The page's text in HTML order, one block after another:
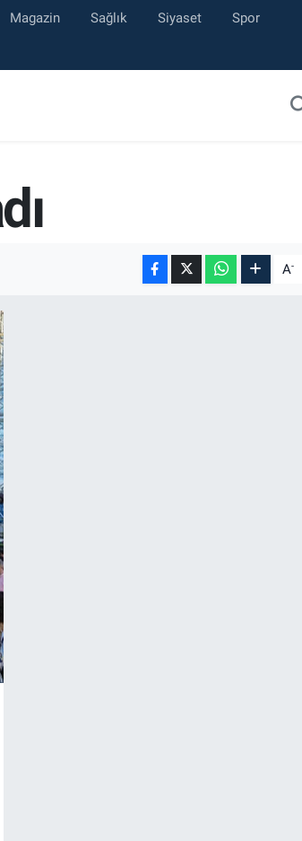
Magazin Sağlık Siyaset Spor
A-